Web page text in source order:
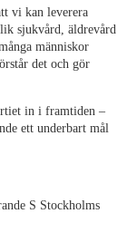
vi kan leverera
sjukvård, äldrevård
människor
det och gör
in i framtiden –
ett underbart mål
S Stockholms